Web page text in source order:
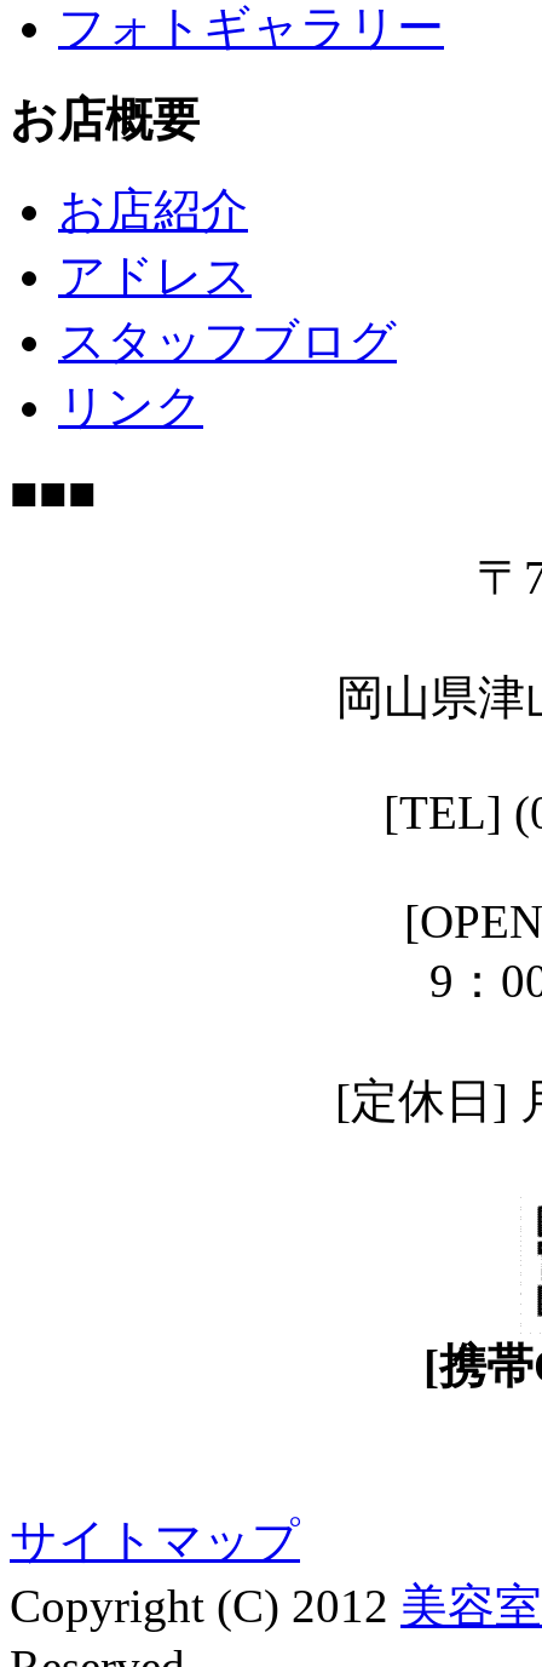
フォトギャラリー
お店概要
お店紹介
アドレス
スタッフブログ
リンク
■■■
〒
岡山県津
[TEL]
9：00－18
[定休日]
[携
サイトマップ
Copyright (C) 2012 美容